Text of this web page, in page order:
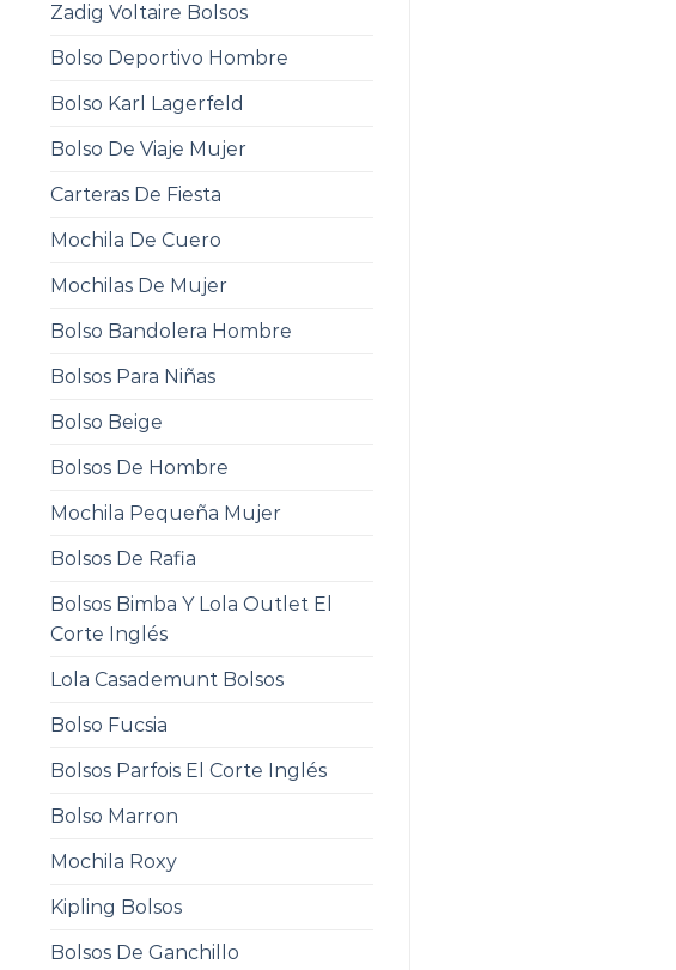
Zadig Voltaire Bolsos
Bolso Deportivo Hombre
Bolso Karl Lagerfeld
Bolso De Viaje Mujer
Carteras De Fiesta
Mochila De Cuero
Mochilas De Mujer
Bolso Bandolera Hombre
Bolsos Para Niñas
Bolso Beige
Bolsos De Hombre
Mochila Pequeña Mujer
Bolsos De Rafia
Bolsos Bimba Y Lola Outlet El
Corte Inglés
Lola Casademunt Bolsos
Bolso Fucsia
Bolsos Parfois El Corte Inglés
Bolso Marron
Mochila Roxy
Kipling Bolsos
Bolsos De Ganchillo